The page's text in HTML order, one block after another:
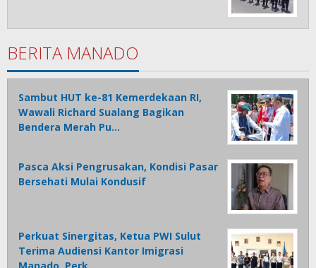
BERITA MANADO
Sambut HUT ke-81 Kemerdekaan RI,
Wawali Richard Sualang Bagikan
Bendera Merah Pu…
Pasca Aksi Pengrusakan, Kondisi Pasar
Bersehati Mulai Kondusif
Perkuat Sinergitas, Ketua PWI Sulut
Terima Audiensi Kantor Imigrasi